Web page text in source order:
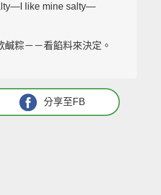
like mine salty—
粽－－看餡料來決定。
分享至FB